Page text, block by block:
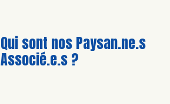
Qui sont nos Paysan.ne.s
Associé.e.s ?